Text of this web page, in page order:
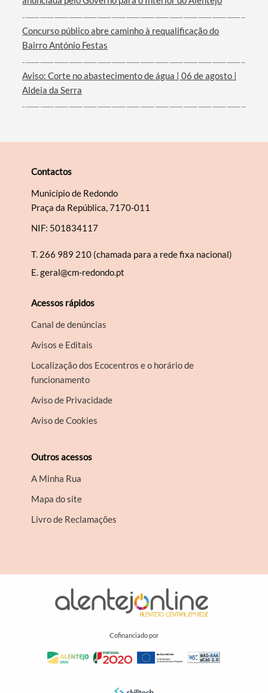
Concurso público abre caminho à requalificação do
Bairro António Festas
Aviso: Corte no abastecimento de água | 06 de agosto |
Aldeia da Serra
Contactos
Município de Redondo
Praça da República, 7170-011
NIF: 501834117
T. 266 989 210 (chamada para a rede fixa nacional)
E.geral@cm-redondo.pt
Acessos rápidos
Canal de denúncias
Avisos e Editais
Localização dos Ecocentros e o horário de
funcionamento
Aviso de Privacidade
Aviso de Cookies
Outros acessos
A Minha Rua
Mapa do site
Livro de Reclamações
Cofinanciado por